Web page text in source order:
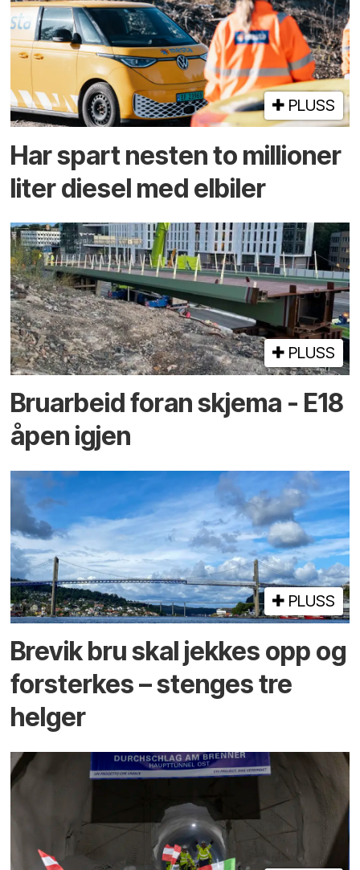
PLUSS
Har spart nesten to millioner
liter diesel med elbiler
PLUSS
Bruarbeid foran skjema - E18
åpen igjen
PLUSS
Brevik bru skal jekkes opp og
forsterkes – stenges tre
helger